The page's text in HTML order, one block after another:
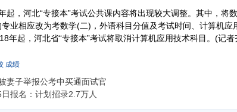
，河北“专接本”考试公共课内容将出现较大调整。其中，将
业相应改为考数学(二)，外语科目分值及考试时间、计算机应
年起，河北省“专接本”考试将取消计算机应用技术科目。(记者
成绩
妻子举报公考中买通面试官
报名：计划招录2.7万人